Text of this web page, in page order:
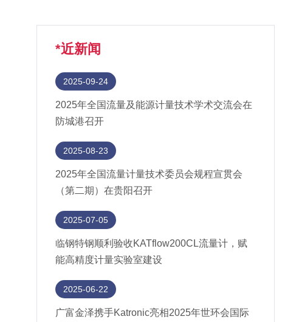
*近新闻
2025-09-24
2025年全国流量及能源计量技术学术交流会在
防城港召开
2025-08-23
2025年全国流量计量技术委员会规程宣贯会
（第二期）在贵阳召开
2025-07-05
临钢特钢顺利验收KATflow200CL流量计，赋
能高精度计量实验室建设
2025-06-22
广富金泽携手Katronic亮相2025年世环会国际